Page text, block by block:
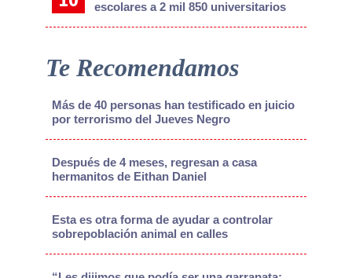
escolares a 2 mil 850 universitarios
Te Recomendamos
Más de 40 personas han testificado en juicio
por terrorismo del Jueves Negro
Después de 4 meses, regresan a casa
hermanitos de Eithan Daniel
Esta es otra forma de ayudar a controlar
sobrepoblación animal en calles